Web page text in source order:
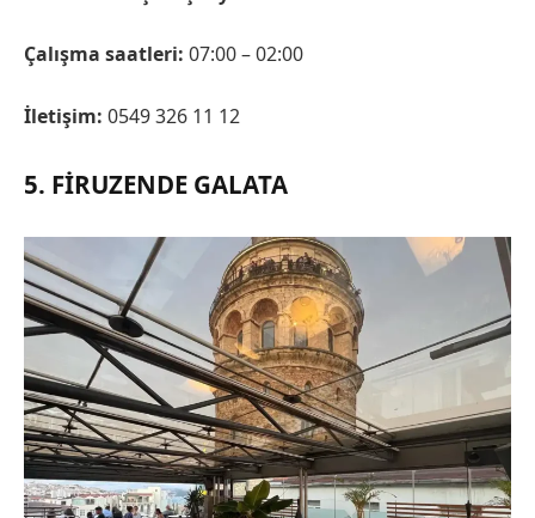
Çalışma saatleri: 07:00 – 02:00
İletişim: 0549 326 11 12
5. FIRUZENDE GALATA